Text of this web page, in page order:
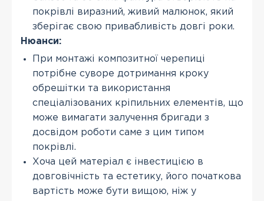
покрівлі виразний, живий малюнок, який
зберігає свою привабливість довгі роки.
Нюанси:
При монтажі композитної черепиці
потрібне суворе дотримання кроку
обрешітки та використання
спеціалізованих кріпильних елементів, що
може вимагати залучення бригади з
досвідом роботи саме з цим типом
покрівлі.
Хоча цей матеріал є інвестицією в
довговічність та естетику, його початкова
вартість може бути вищою, ніж у